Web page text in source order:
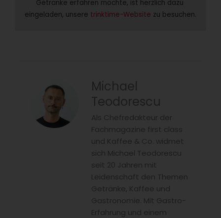
Getränke erfahren möchte, ist herzlich dazu
eingeladen, unsere trinktime-Website zu besuchen.
Michael
Teodorescu
Als Chefredakteur der
Fachmagazine first class
und Kaffee & Co. widmet
sich Michael Teodorescu
seit 20 Jahren mit
Leidenschaft den Themen
Getränke, Kaffee und
Gastronomie. Mit Gastro-
Erfahrung und einem